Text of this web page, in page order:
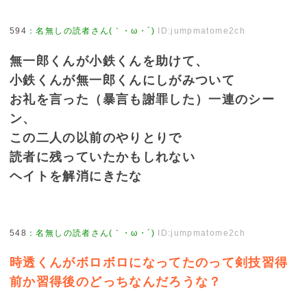
594 ：名無しの読者さん(｀・ω・´) ID:jumpmatome2ch
無一郎くんが小鉄くんを助けて、
小鉄くんが無一郎くんにしがみついて
お礼を言った（暴言も謝罪した）一連のシー
ン、
この二人の以前のやりとりで
読者に残っていたかもしれない
ヘイトを解消にきたな
548 ：名無しの読者さん(｀・ω・´) ID:jumpmatome2ch
時透くんがボロボロになってたのって剣技習得
前か習得後のどっちなんだろうな？